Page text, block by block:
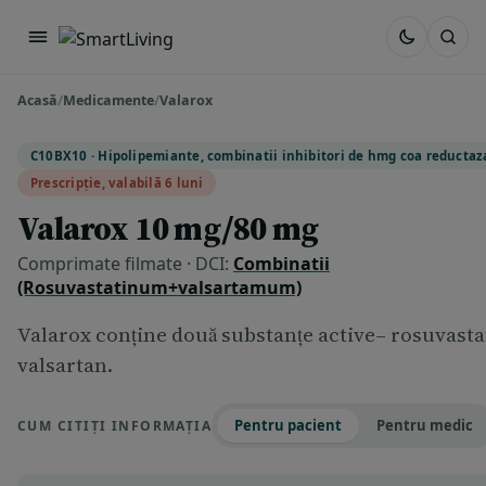
Acasă/Medicamente/Valarox
C10BX10 · Hipolipemiante, combinatii inhibitori de hmg coa
Prescripție, valabilă 6 luni
Valarox 10 mg/80 mg
Comprimate filmate · DCI: Combinatii
(Rosuvastatinum+valsartamum)
Valarox conține două substanțe active–
valsartan.
CUM CITIȚI INFORMAȚIA Pentru pacient Pentru medic